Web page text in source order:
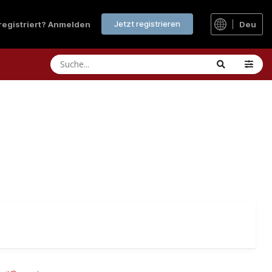
Anmelden Jetzt registrieren Deu